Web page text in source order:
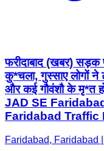
फरीदाबाद (खबर) सड़क
कु*चला, गुस्साए लोगों
और कई गौवंशौ के मृ*त
JAD SE
Faridabad Traffic
Faridabad, Faridabad